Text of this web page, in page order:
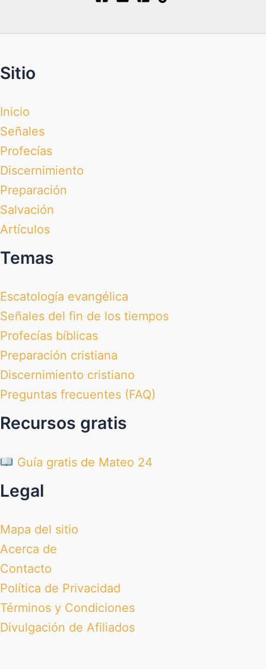
Sitio
Inicio
Señales
Profecías
Discernimiento
Preparación
Salvación
Artículos
Temas
Escatología evangélica
Señales del fin de los tiempos
Profecías bíblicas
Preparación cristiana
Discernimiento cristiano
Preguntas frecuentes (FAQ)
Recursos gratis
Guía gratis de Mateo 24
Legal
Mapa del sitio
Acerca de
Contacto
Política de Privacidad
Términos y Condiciones
Divulgación de Afiliados